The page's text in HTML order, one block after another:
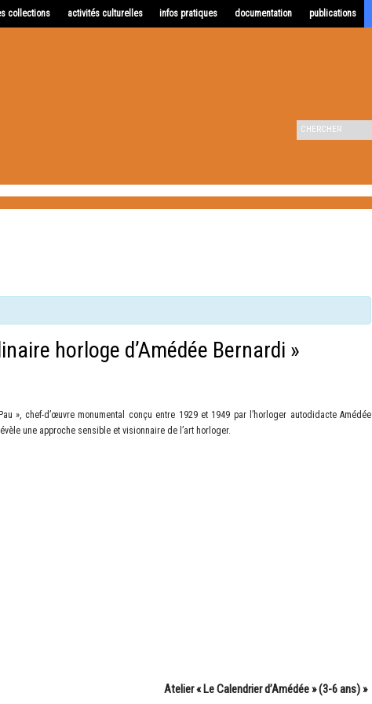
collections activités culturelles infos pratiques documentation publications
horloge d’Amédée Bernardi »
», chef-d’œuvre monumental conçu entre 1929 et 1949 par l’horloger autodidacte Amédée
une approche sensible et visionnaire de l’art horloger.
Atelier « Le Calendrier d’Amédée » (3-6 ans)»